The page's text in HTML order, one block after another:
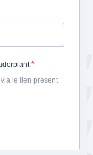
le lien présent